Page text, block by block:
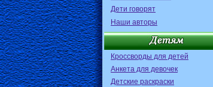
Дети говорят
Наши авторы
Кроссворды для детей
Анкета для девочек
Детские раскраски